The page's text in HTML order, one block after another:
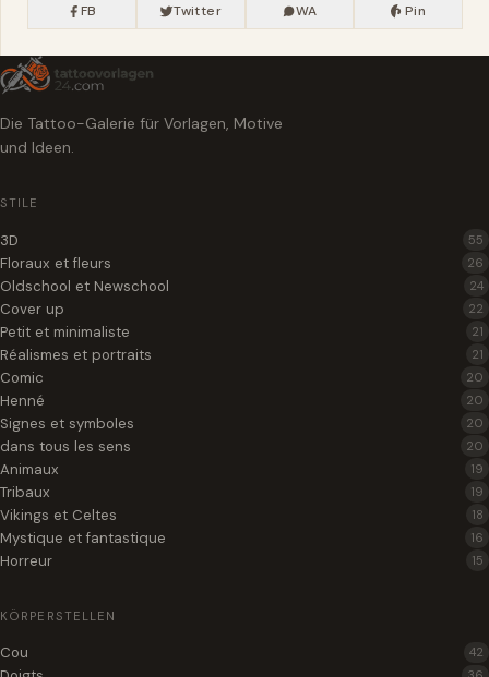
FB Twitter WA Pin
Die Tattoo-Galerie für Vorlagen, Motive
und Ideen.
STILE
3D 55
Floraux et fleurs 26
Oldschool et Newschool 24
Cover up 22
Petit et minimaliste 21
Réalismes et portraits 21
Comic 20
Henné 20
Signes et symboles 20
dans tous les sens 20
Animaux 19
Tribaux 19
Vikings et Celtes 18
Mystique et fantastique 16
Horreur 15
KÖRPERSTELLEN
Cou 42